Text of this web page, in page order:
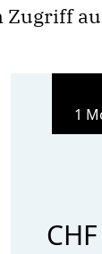
Zugriff
1